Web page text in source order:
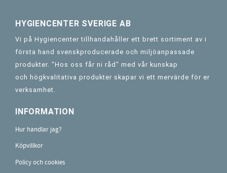
HYGIENCENTER SVERIGE AB
Vi på Hygiencenter tillhandahåller ett brett sortiment av i
första hand svenskproducerade och miljöanpassade
produkter. "Hos oss får ni råd" med vår kunskap
och högkvalitativa produkter skapar vi ett mervärde för er
verksamhet.
INFORMATION
Hur handlar jag?
Köpvillkor
Policy och cookies